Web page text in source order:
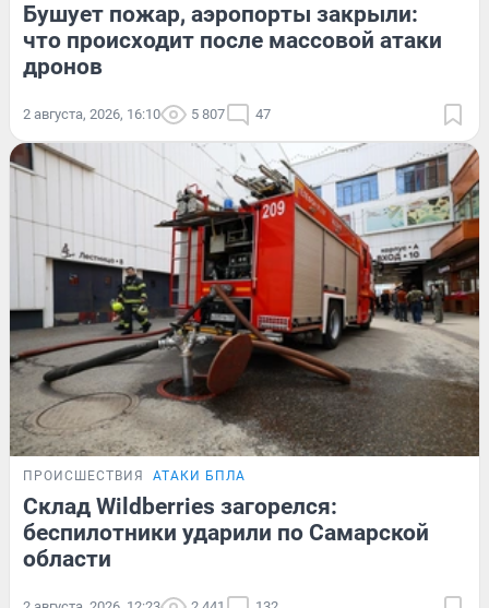
Бушует пожар, аэропорты закрыли:
что происходит после массовой атаки
дронов
2 августа, 2026, 16:10 5 807 47
ПРОИСШЕСТВИЯ АТАКИ БПЛА
Склад Wildberries загорелся:
беспилотники ударили по Самарской
области